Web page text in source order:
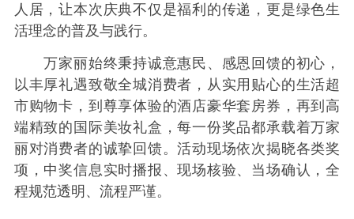
人居，让本次庆典不仅是福利的传递，更是绿色生
活理念的普及与践行。
万家丽始终秉持诚意惠民、感恩回馈的初心，
以丰厚礼遇致敬全城消费者，从实用贴心的生活超
市购物卡，到尊享体验的酒店豪华套房券，再到高
端精致的国际美妆礼盒，每一份奖品都承载着万家
丽对消费者的诚挚回馈。活动现场依次揭晓各类奖
项，中奖信息实时播报、现场核验、当场确认，全
程规范透明、流程严谨。